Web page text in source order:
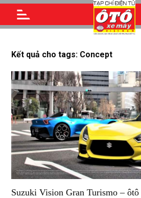
Kết quả cho tags: Concept
Suzuki Vision Gran Turismo –